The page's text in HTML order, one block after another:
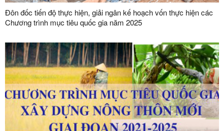
Đôn đốc tiến độ thực hiện, giải ngân kế hoạch vốn thực hiện các
Chương trình mục tiêu quốc gia năm 2025